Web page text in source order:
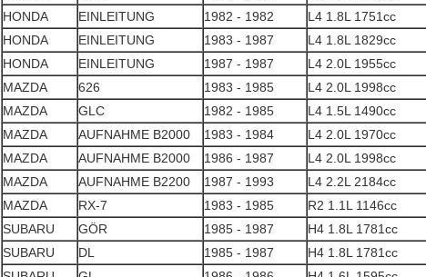
HONDA
EINLEITUNG 1982 - 1982
L4 1.8L 1751cc
HONDA
EINLEITUNG 1983 - 1987
L4 1.8L 1829cc
HONDA
EINLEITUNG 1987 - 1987
L4 2.0L 1955cc
MAZDA
626 1983 - 1985
L4 2.0L 1998cc
MAZDA
GLC 1982 - 1985
L4 1.5L 1490cc
MAZDA
AUFNAHME B2000 1983 - 1984
L4 2.0L 1970cc
MAZDA
AUFNAHME B2000 1986 - 1987
L4 2.0L 1998cc
MAZDA
AUFNAHME B2200 1987 - 1993
L4 2.2L 2184cc
MAZDA
RX-7 1983 - 1985
R2 1.1L 1146cc
SUBARU
GÖR 1985 - 1987
H4 1.8L 1781cc
SUBARU
DL 1985 - 1987
H4 1.8L 1781cc